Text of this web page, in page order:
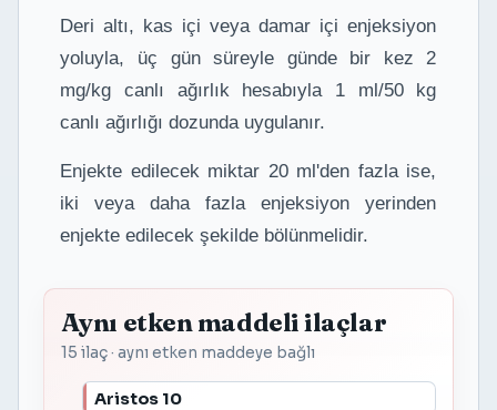
Deri altı, kas içi veya damar içi enjeksiyon
yoluyla, üç gün süreyle günde bir kez 2
mg/kg canlı ağırlık hesabıyla 1 ml/50 kg
canlı ağırlığı dozunda uygulanır.
Enjekte edilecek miktar 20 ml'den fazla ise,
iki veya daha fazla enjeksiyon yerinden
enjekte edilecek şekilde bölünmelidir.
Aynı etken maddeli ilaçlar
15 ilaç · aynı etken maddeye bağlı
Aristos 10